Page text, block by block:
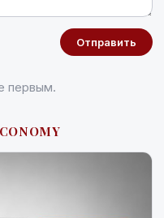
Отправить
первым.